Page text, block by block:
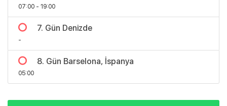
07:00 - 19:00
7. Gün Denizde
-
8. Gün Barselona, İspanya
05:00